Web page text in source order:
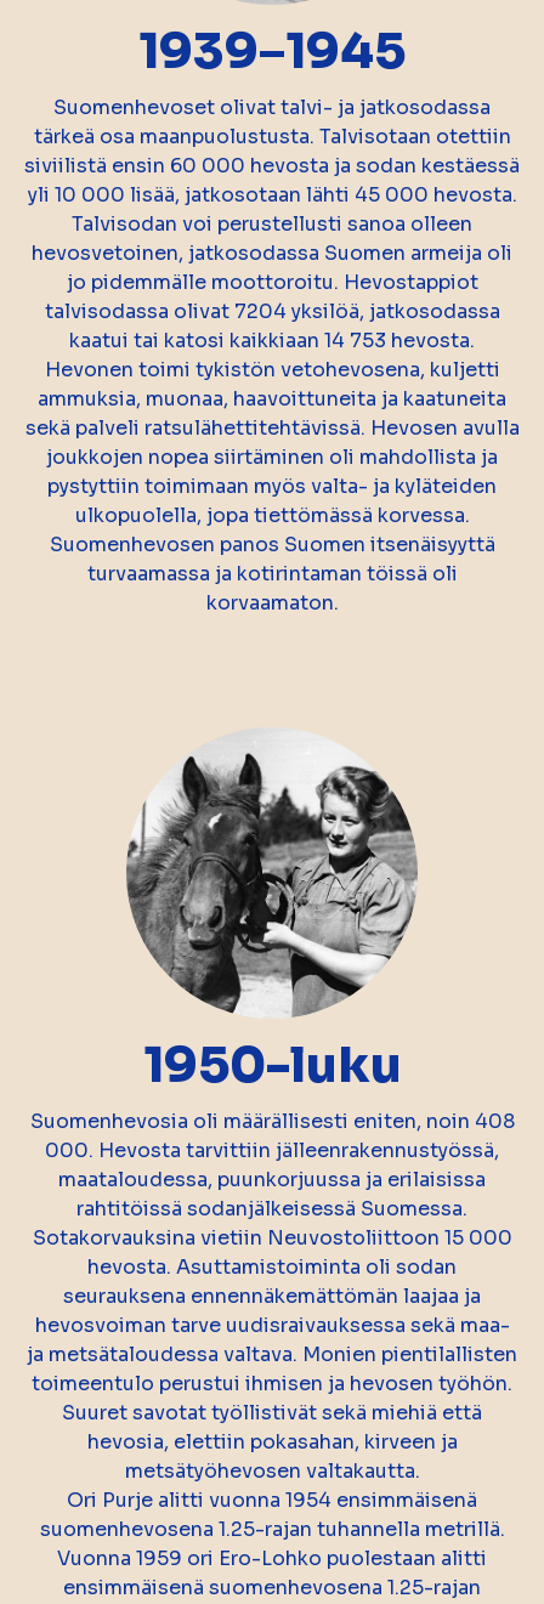
1939–1945
Suomenhevoset olivat talvi- ja jatkosodassa
tärkeä osa maanpuolustusta. Talvisotaan otettiin
siviilistä ensin 60 000 hevosta ja sodan kestäessä
yli 10 000 lisää, jatkosotaan lähti 45 000 hevosta.
Talvisodan voi perustellusti sanoa olleen
hevosvetoinen, jatkosodassa Suomen armeija oli
jo pidemmälle moottoroitu. Hevostappiot
talvisodassa olivat 7204 yksilöä, jatkosodassa
kaatui tai katosi kaikkiaan 14 753 hevosta.
Hevonen toimi tykistön vetohevosena, kuljetti
ammuksia, muonaa, haavoittuneita ja kaatuneita
sekä palveli ratsulähettitehtävissä. Hevosen avulla
joukkojen nopea siirtäminen oli mahdollista ja
pystyttiin toimimaan myös valta- ja kyläteiden
ulkopuolella, jopa tiettömässä korvessa.
Suomenhevosen panos Suomen itsenäisyyttä
turvaamassa ja kotirintaman töissä oli
korvaamaton.
1950-luku
Suomenhevosia oli määrällisesti eniten, noin 408
000. Hevosta tarvittiin jälleenrakennustyössä,
maataloudessa, puunkorjuussa ja erilaisissa
rahtitöissä sodanjälkeisessä Suomessa.
Sotakorvauksina vietiin Neuvostoliittoon 15 000
hevosta. Asuttamistoiminta oli sodan
seurauksena ennennäkemättömän laajaa ja
hevosvoiman tarve uudisraivauksessa sekä maa-
ja metsätaloudessa valtava. Monien pientilallisten
toimeentulo perustui ihmisen ja hevosen työhön.
Suuret savotat työllistivät sekä miehiä että
hevosia, elettiin pokasahan, kirveen ja
metsätyöhevosen valtakautta.
Ori Purje alitti vuonna 1954 ensimmäisenä
suomenhevosena 1.25-rajan tuhannella metrillä.
Vuonna 1959 ori Ero-Lohko puolestaan alitti
ensimmäisenä suomenhevosena 1.25-rajan